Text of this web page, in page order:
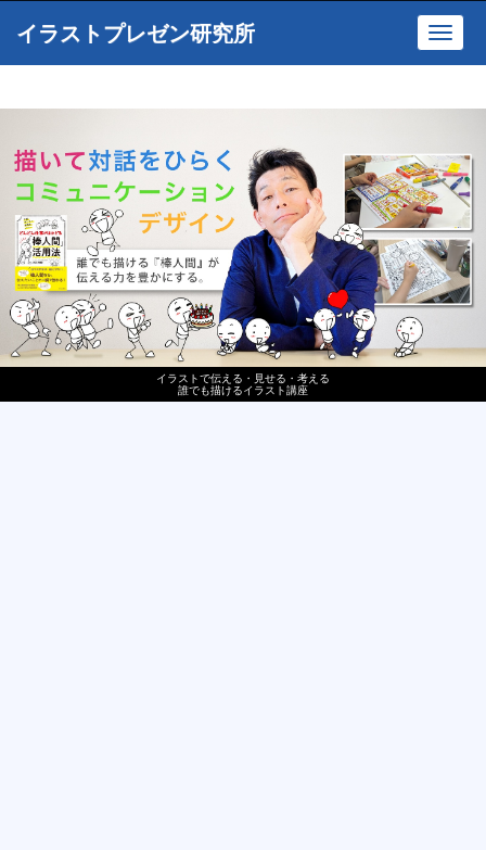
イラストで伝える・見せる・考える
誰でも描けるイラスト講座
イラストプレゼン研究所